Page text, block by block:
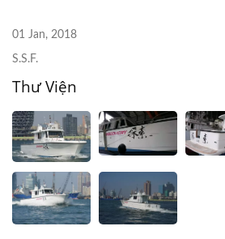
01 Jan, 2018
S.S.F.
Thư Viện